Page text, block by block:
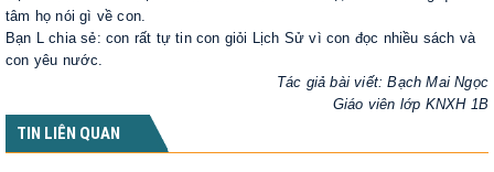
tâm họ nói gì về con.
Bạn L chia sẻ: con rất tự tin con giỏi Lịch Sử vì con đọc nhiều sách và
con yêu nước.
Tác giả bài viết: Bạch Mai Ngọc
Giáo viên lớp KNXH 1B
TIN LIÊN QUAN